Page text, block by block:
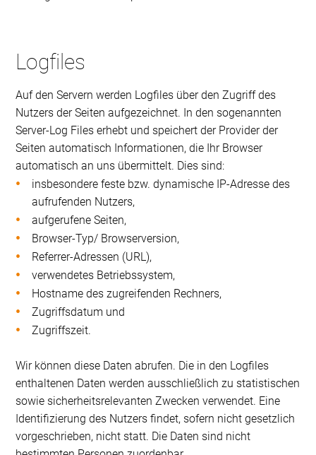
Logfiles
Auf den Servern werden Logfiles über den Zugriff des
Nutzers der Seiten aufgezeichnet. In den sogenannten
Server-Log Files erhebt und speichert der Provider der
Seiten automatisch Informationen, die Ihr Browser
automatisch an uns übermittelt. Dies sind:
insbesondere feste bzw. dynamische IP-Adresse des
aufrufenden Nutzers,
aufgerufene Seiten,
Browser-Typ/ Browserversion,
Referrer-Adressen (URL),
verwendetes Betriebssystem,
Hostname des zugreifenden Rechners,
Zugriffsdatum und
Zugriffszeit.
Wir können diese Daten abrufen. Die in den Logfiles
enthaltenen Daten werden ausschließlich zu statistischen
sowie sicherheitsrelevanten Zwecken verwendet. Eine
Identifizierung des Nutzers findet, sofern nicht gesetzlich
vorgeschrieben, nicht statt. Die Daten sind nicht